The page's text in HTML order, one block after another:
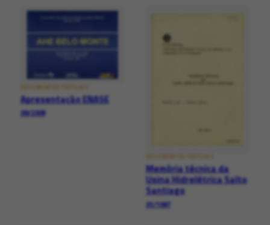
DOCUMENTOS TEXTUAIS
Apresentação ENASE
09/2008
DOCUMENTOS TEXTUAIS
Memória técnica da
Usina Hidrelétrica Salto
Santiago
01/1987